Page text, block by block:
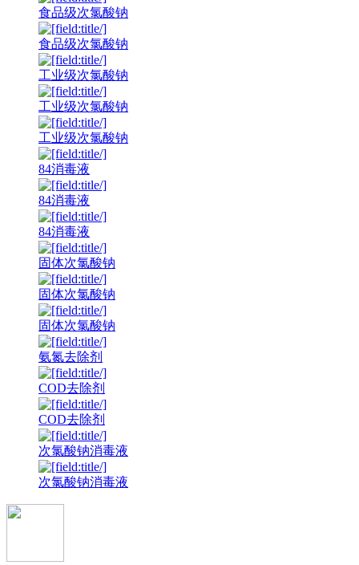
食品级次氯酸钠
食品级次氯酸钠
工业级次氯酸钠
工业级次氯酸钠
工业级次氯酸钠
84消毒液
84消毒液
84消毒液
固体次氯酸钠
固体次氯酸钠
固体次氯酸钠
氨氮去除剂
COD去除剂
COD去除剂
次氯酸钠消毒液
次氯酸钠消毒液